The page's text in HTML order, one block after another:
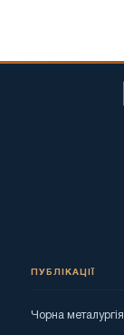
ПУБЛІКАЦІЇ
Чорна металургія